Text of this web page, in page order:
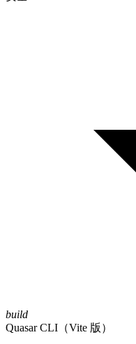
build
Quasar CLI（Vite 版）